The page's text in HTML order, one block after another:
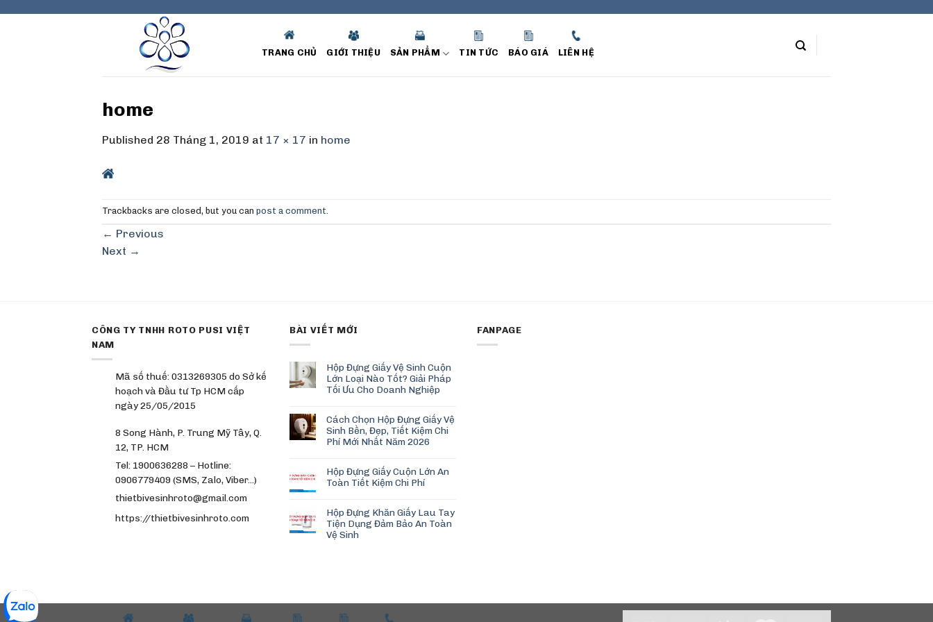
TRANG CHỦ GIỚI THIỆU SẢN PHẨM TIN TỨC BÁO GIÁ LIÊN HỆ
home
Published 28 Tháng 1, 2019 at 17 × 17 in home
Trackbacks are closed, but you can post a comment
← Previous
Next →
CÔNG TY TNHH ROTO PUSI VIỆT
NAM
Mã số thuế: 0313269305 do Sở kế
hoạch và Đầu tư Tp HCM cấp
ngày 25/05/2015
8 Song Hành, P. Trung Mỹ Tây, Q.
12, TP. HCM
Tel: 1900636288 – Hotline:
0906779409 (SMS, Zalo, Viber…)
thietbivesinhroto@gmail.com
https://thietbivesinhroto.com
BÀI VIẾT MỚI
Hộp Đựng Giấy Vệ Sinh Cuộn
Lớn Loại Nào Tốt? Giải Pháp
Tối Ưu Cho Doanh Nghiệp
Cách Chọn Hộp Đựng Giấy Vệ
Sinh Bền, Đẹp, Tiết Kiệm Chi
Phí Mới Nhất Năm 2026
Hộp Đựng Giấy Cuộn Lớn An
Toàn Tiết Kiệm Chi Phí
Hộp Đựng Khăn Giấy Lau Tay
Tiện Dụng Đảm Bảo An Toàn
Vệ Sinh
FANPAGE